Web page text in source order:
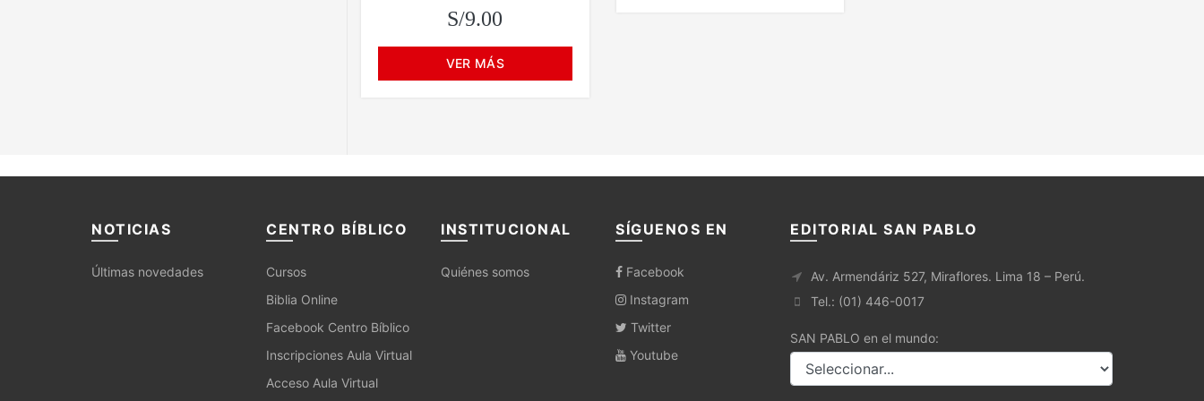
S/9.00
VER MÁS
NOTICIAS
Últimas novedades
CENTRO BÍBLICO
Cursos
Biblia Online
Facebook Centro Bíblico
Inscripciones Aula Virtual
Acceso Aula Virtual
INSTITUCIONAL
Quiénes somos
SÍGUENOS EN
Facebook
Instagram
Twitter
Youtube
EDITORIAL SAN PABLO
Av. Armendáriz 527, Miraflores. Lima 18 – Perú.
Tel.: (01) 446-0017
SAN PABLO en el mundo: